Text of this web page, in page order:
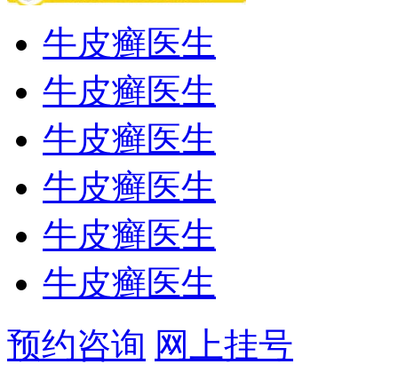
牛皮癣医生
牛皮癣医生
牛皮癣医生
牛皮癣医生
牛皮癣医生
牛皮癣医生
预约咨询 网上挂号